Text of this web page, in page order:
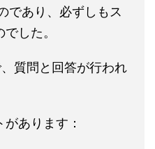
であり、必ずしもス
した。
質問と回答が行われ
あります：